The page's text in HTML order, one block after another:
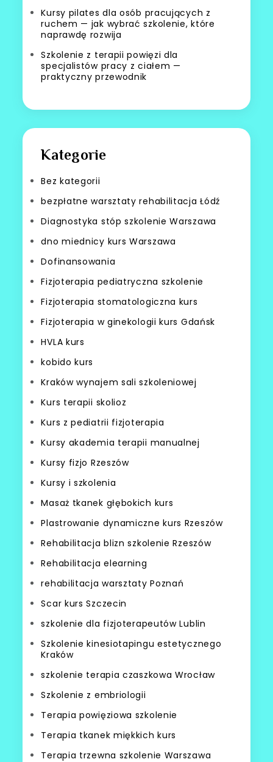
Kursy pilates dla osób pracujących z
ruchem — jak wybrać szkolenie, które
naprawdę rozwija
Szkolenie z terapii powięzi dla
specjalistów pracy z ciałem —
praktyczny przewodnik
Kategorie
Bez kategorii
bezpłatne warsztaty rehabilitacja Łódź
Diagnostyka stóp szkolenie Warszawa
dno miednicy kurs Warszawa
Dofinansowania
Fizjoterapia pediatryczna szkolenie
Fizjoterapia stomatologiczna kurs
Fizjoterapia w ginekologii kurs Gdańsk
HVLA kurs
kobido kurs
Kraków wynajem sali szkoleniowej
Kurs terapii skolioz
Kurs z pediatrii fizjoterapia
Kursy akademia terapii manualnej
Kursy fizjo Rzeszów
Kursy i szkolenia
Masaż tkanek głębokich kurs
Plastrowanie dynamiczne kurs Rzeszów
Rehabilitacja blizn szkolenie Rzeszów
Rehabilitacja elearning
rehabilitacja warsztaty Poznań
Scar kurs Szczecin
szkolenie dla fizjoterapeutów Lublin
Szkolenie kinesiotapingu estetycznego
Kraków
szkolenie terapia czaszkowa Wrocław
Szkolenie z embriologii
Terapia powięziowa szkolenie
Terapia tkanek miękkich kurs
Terapia trzewna szkolenie Warszawa